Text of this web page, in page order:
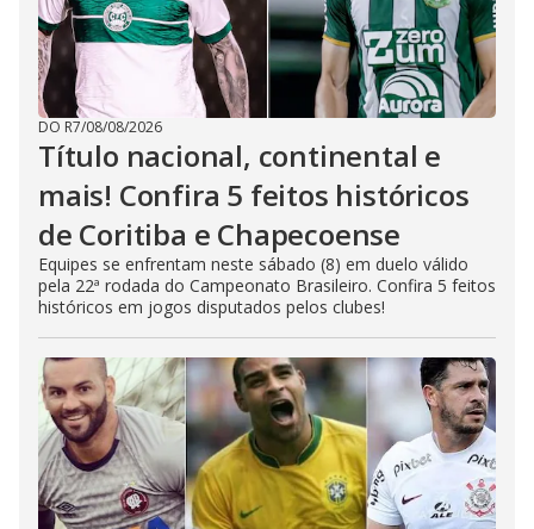
DO R7/08/08/2026
Título nacional, continental e
mais! Confira 5 feitos históricos
de Coritiba e Chapecoense
Equipes se enfrentam neste sábado (8) em duelo válido
pela 22ª rodada do Campeonato Brasileiro. Confira 5 feitos
históricos em jogos disputados pelos clubes!